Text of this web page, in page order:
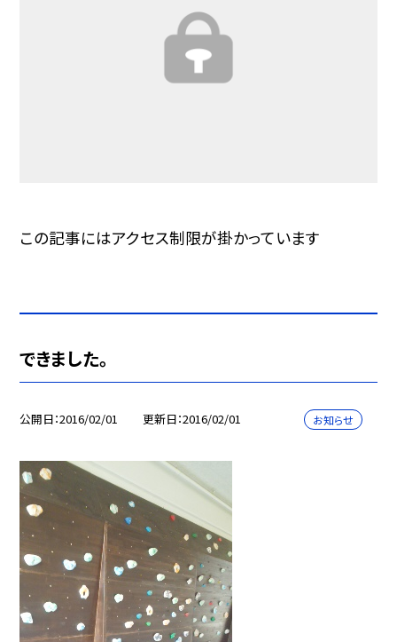
この記事にはアクセス制限が掛かっています
できました。
公開日 2016/02/01 更新日 2016/02/01 お知らせ